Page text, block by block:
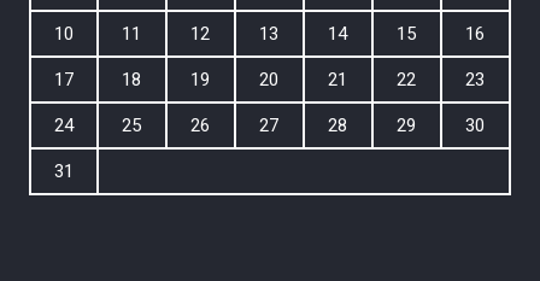
10 11 12 13 14 15 16
17 18 19 20 21 22 23
24 25 26 27 28 29 30
31